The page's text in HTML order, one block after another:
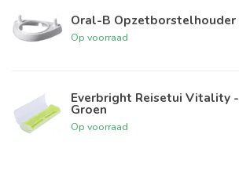
Oral-B Opzetborstelhouder
Op voorraad
Everbright Reisetui Vitality -
Groen
Op voorraad